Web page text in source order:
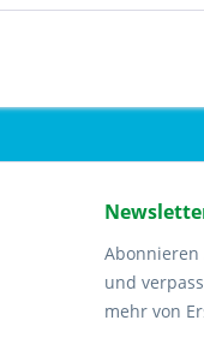
Abonnieren
und
mehr von